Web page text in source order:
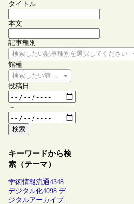
タイトル
本文
記事種別
検索したい記事種別を選択してください
館種
検索したい館種を選択してください
投稿日
～
検索
キーワードから検
索（テーマ）
学術情報流通4348
デジタル化4098 デ
ジタルアーカイブ